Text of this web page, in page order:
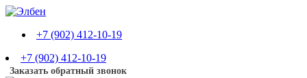
+7 (902) 412-10-19
+7 (902) 412-10-19
Заказать обратный звонок